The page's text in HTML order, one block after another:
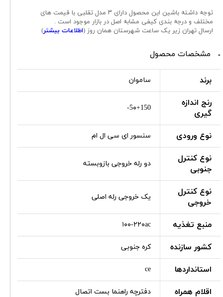
توجه داشته باشین این محصول دارای ۳ مدل تقلبی با قیمت های
مختلف و درجه بندی کیفی مشابه اصل در بازار موجود است .
ارسال تهران زیر یک ساعت شهرستان همان روز (اطلاعات بیشتر)
مشخصات محصول
برند ساموان
رنج اندازه
گیری
5۰+150-
نوع ورودی سنسور ای سی ال ام
نوع کنترل
جنوبی
دو رله خروجی بازوبسته
نوع کنترل
خروجی
یک خروجی رله اصلی
منبع تغذیه ۱۰۰-۲۲۰ac
کشور سازنده کره جنوبی
استانداردها ce
اقلام همراه دفترچه راهنما بست اتصال